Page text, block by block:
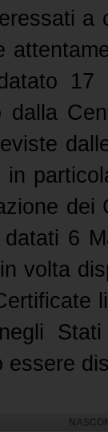
a
17
dalla
6
volta
essere